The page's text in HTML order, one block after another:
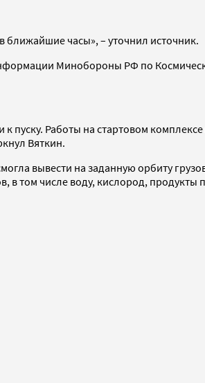
ближайшие часы», – уточнил источник.
Минобороны РФ по
Работы на стартовом
Вяткин.
вывести на заданную орбиту
том числе воду, кислород, продукты